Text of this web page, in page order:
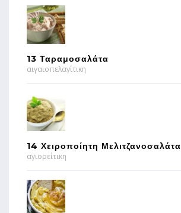
13 Ταραμοσαλάτα
αιγαιοπελαγίτικη
14 Χειροποίητη Μελιτζανοσαλάτα
αγιορείτικη